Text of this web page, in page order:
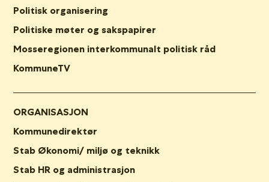
Politisk organisering
Politiske møter og sakspapirer
Mosseregionen interkommunalt politisk råd
KommuneTV
ORGANISASJON
Kommunedirektør
Stab Økonomi/ miljø og teknikk
Stab HR og administrasjon